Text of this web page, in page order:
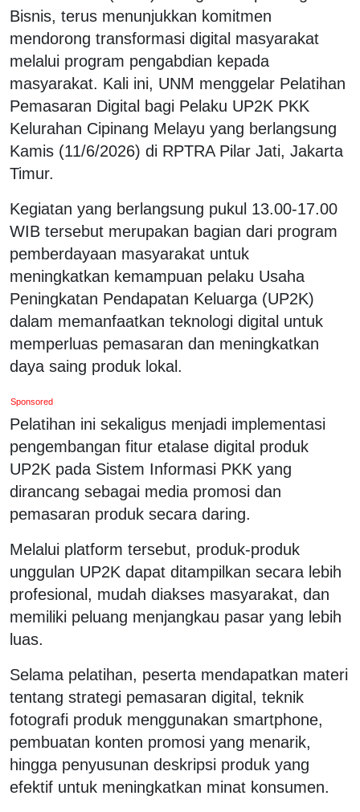
Bisnis, terus menunjukkan komitmen
mendorong transformasi digital masyarakat
melalui program pengabdian kepada
masyarakat. Kali ini, UNM menggelar Pelatihan
Pemasaran Digital bagi Pelaku UP2K PKK
Kelurahan Cipinang Melayu yang berlangsung
Kamis (11/6/2026) di RPTRA Pilar Jati, Jakarta
Timur.
Kegiatan yang berlangsung pukul 13.00-17.00
WIB tersebut merupakan bagian dari program
pemberdayaan masyarakat untuk
meningkatkan kemampuan pelaku Usaha
Peningkatan Pendapatan Keluarga (UP2K)
dalam memanfaatkan teknologi digital untuk
memperluas pemasaran dan meningkatkan
daya saing produk lokal.
Sponsored
Pelatihan ini sekaligus menjadi implementasi
pengembangan fitur etalase digital produk
UP2K pada Sistem Informasi PKK yang
dirancang sebagai media promosi dan
pemasaran produk secara daring.
Melalui platform tersebut, produk-produk
unggulan UP2K dapat ditampilkan secara lebih
profesional, mudah diakses masyarakat, dan
memiliki peluang menjangkau pasar yang lebih
luas.
Selama pelatihan, peserta mendapatkan materi
tentang strategi pemasaran digital, teknik
fotografi produk menggunakan smartphone,
pembuatan konten promosi yang menarik,
hingga penyusunan deskripsi produk yang
efektif untuk meningkatkan minat konsumen.